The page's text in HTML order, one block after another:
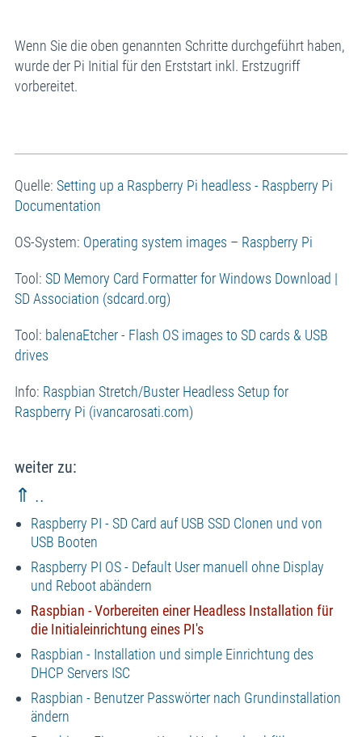
Wenn Sie die oben genannten Schritte durchgeführt haben,
wurde der Pi Initial für den Erststart inkl. Erstzugriff
vorbereitet.
Quelle: Setting up a Raspberry Pi headless - Raspberry Pi
Documentation
OS-System: Operating system images – Raspberry Pi
Tool: SD Memory Card Formatter for Windows Download |
SD Association (sdcard.org)
Tool: balenaEtcher - Flash OS images to SD cards & USB
drives
Info: Raspbian Stretch/Buster Headless Setup for
Raspberry Pi (ivancarosati.com)
weiter zu:
⇑ ..
Raspberry PI - SD Card auf USB SSD Clonen und von
USB Booten
Raspberry PI OS - Default User manuell ohne Display
und Reboot abändern
Raspbian - Vorbereiten einer Headless Installation für
die Initialeinrichtung eines PI's
Raspbian - Installation und simple Einrichtung des
DHCP Servers ISC
Raspbian - Benutzer Passwörter nach Grundinstallation
ändern